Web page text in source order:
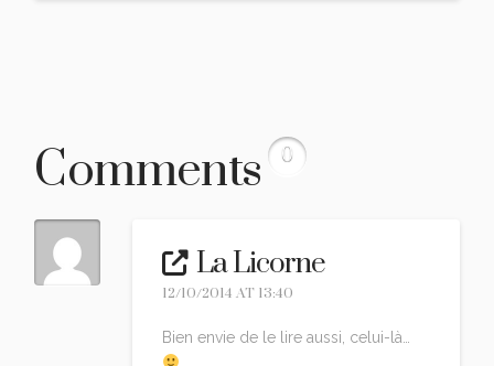
Comments 0
La Licorne
12/10/2014 AT 13:40
Bien envie de le lire aussi, celui-là…